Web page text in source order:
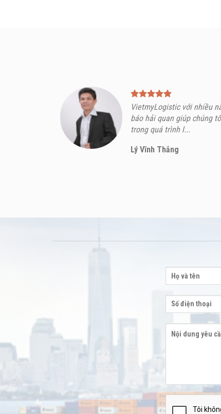
VietmyLogistic với nhiều
báo hải quan giúp chúng
trong quá trình l...
Lý Vĩnh Thắng